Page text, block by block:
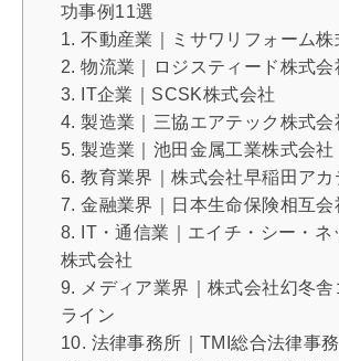
功事例11選
1. 不動産業｜ミサワリフォーム株
2. 物流業｜ロジスティード株式会
3. IT企業｜SCSK株式会社
4. 製造業｜三協エアテック株式会
5. 製造業｜池田金属工業株式会社
6. 教育業界｜株式会社早稲田アカ
7. 金融業界｜日本生命保険相互会
8. IT・通信業｜エイチ・シー・ネ
株式会社
9. メディア業界｜株式会社幻冬舎
ライン
10. 法律事務所｜TMI総合法律事